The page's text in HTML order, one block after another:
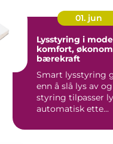
01. jun
Lysstyring i
komfort,
bærekraft
Smart lysstyring
enn å slå lys av
styring tilpasser
automatisk ette...